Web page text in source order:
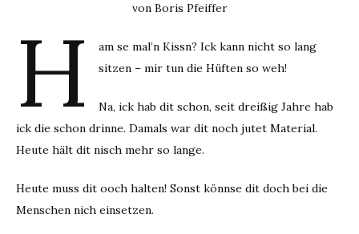
von Boris Pfeiffer
H
am se mal’n Kissn? Ick kann nicht so lang
sitzen – mir tun die Hüften so weh!
Na, ick hab dit schon, seit dreißig Jahre hab
ick die schon drinne. Damals war dit noch jutet Material.
Heute hält dit nisch mehr so lange.
Heute muss dit ooch halten! Sonst könnse dit doch bei die
Menschen nich einsetzen.